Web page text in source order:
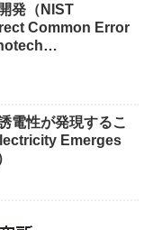
発（NIST
Common Error
電性が発現するこ
Emerges